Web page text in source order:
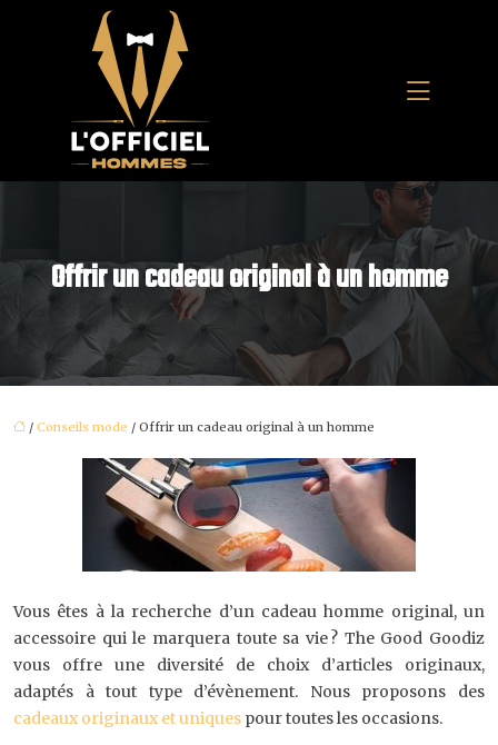
Offrir un cadeau original à un homme
/ Conseils mode / Offrir un cadeau original à un homme
Vous êtes à la recherche d’un cadeau homme original, un
accessoire qui le marquera toute sa vie ? The Good Goodiz
vous offre une diversité de choix d’articles originaux,
adaptés à tout type d’évènement. Nous proposons des
cadeaux originaux et uniques pour toutes les occasions.